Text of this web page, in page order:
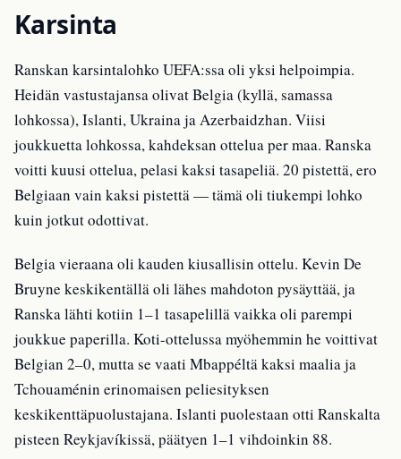
Karsinta
Ranskan karsintalohko UEFA:ssa oli yksi helpoimpia.
Heidän vastustajansa olivat Belgia (kyllä, samassa
lohkossa), Islanti, Ukraina ja Azerbaidzhan. Viisi
joukkuetta lohkossa, kahdeksan ottelua per maa. Ranska
voitti kuusi ottelua, pelasi kaksi tasapeliä. 20 pistettä, ero
Belgiaan vain kaksi pistettä — tämä oli tiukempi lohko
kuin jotkut odottivat.
Belgia vieraana oli kauden kiusallisin ottelu. Kevin De
Bruyne keskikentällä oli lähes mahdoton pysäyttää, ja
Ranska lähti kotiin 1–1 tasapelillä vaikka oli parempi
joukkue paperilla. Koti-ottelussa myöhemmin he voittivat
Belgian 2–0, mutta se vaati Mbappéltä kaksi maalia ja
Tchouaménin erinomaisen peliesityksen
keskikenttäpuolustajana. Islanti puolestaan otti Ranskalta
pisteen Reykjavíkissä, päätyen 1–1 vihdoinkin 88.